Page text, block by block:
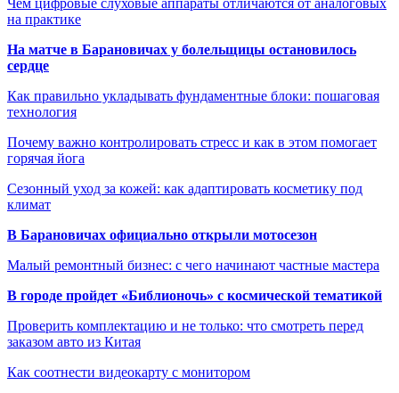
на практике
На матче в Барановичах у болельщицы остановилось
сердце
Как правильно укладывать фундаментные блоки: пошаговая
технология
Почему важно контролировать стресс и как в этом помогает
горячая йога
Сезонный уход за кожей: как адаптировать косметику под
климат
В Барановичах официально открыли мотосезон
Малый ремонтный бизнес: с чего начинают частные мастера
В городе пройдет «Библионочь» с космической тематикой
Проверить комплектацию и не только: что смотреть перед
заказом авто из Китая
Как соотнести видеокарту с монитором